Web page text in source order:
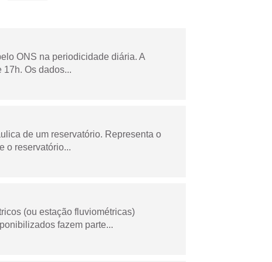
ONS na periodicidade diária. A
Os dados...
de um reservatório. Representa o
o reservatório...
(ou estação fluviométricas)
fazem parte...